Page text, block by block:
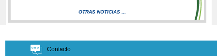
OTRAS NOTICIAS ...
Contacto